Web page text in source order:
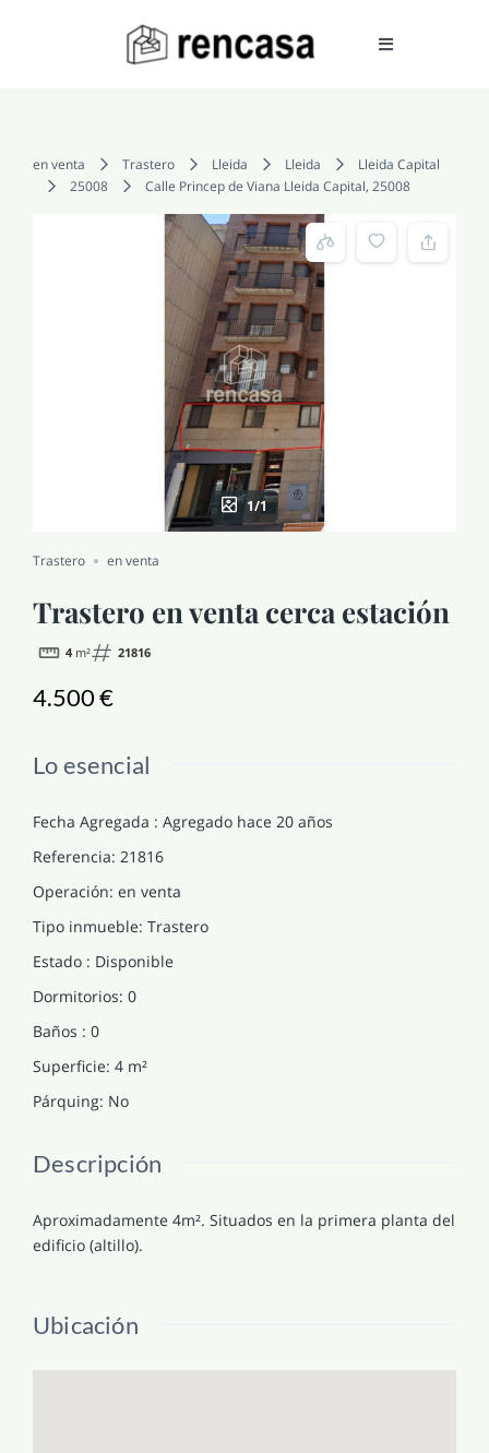
Toggle
COMPRAR
NOTICIAS Y BLOG
PERFIL
en venta Trastero Lleida Lleida
Lleida Capital
25008
Calle Princep de Viana Lleida Capital, 25008
1/1
Trastero en venta
Trastero en venta cerca estación
4 m² 21816
4.500 €
Lo esencial
Fecha Agregada : Agregado hace 20 años
Referencia: 21816
Operación: en venta
Tipo inmueble: Trastero
Estado : Disponible
Dormitorios: 0
Baños : 0
Superficie: 4 m²
Párquing: No
Descripción
Aproximadamente 4m². Situados en la primera planta del
edificio (altillo).
Ubicación